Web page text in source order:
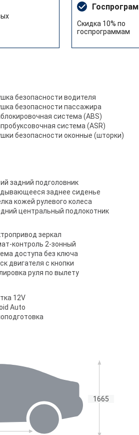
Скидка 10% по
госпрограммам
безопасности водителя
безопасности пассажира
система (ABS)
система (ASR)
безопасности оконные (шторки)
задний подголовник
заднее сиденье
кожей рулевого колеса
центральный подлокотник
зеркал
контроль 2-зонный
доступа без ключа
двигателя с кнопки
руля по вылету
12V
Auto
1665